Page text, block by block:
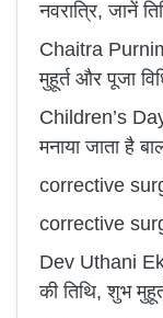
नवरात्रि, जानें
Chaitra
मुहूर्त और पूजा
Children’s
मनाया जाता है
corrective
corrective
Dev Uthani
की तिथि, शुभ